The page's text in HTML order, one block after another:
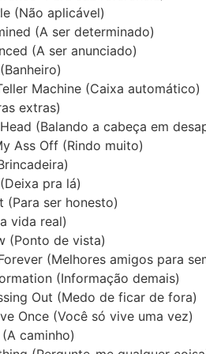
(Não aplicável)
(A ser determinado)
(A ser anunciado)
Machine (Caixa automático)
extras)
(Balando a cabeça em
Ass Off (Rindo muito)
pra lá)
(Para ser honesto)
vida real)
(Ponto de vista)
(Melhores amigos para
(Informação demais)
Out (Medo de ficar de fora)
Once (Você só vive uma vez)
caminho)